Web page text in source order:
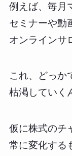
例えば、毎月
セミナーや動
オンラインサ
これ、どっか
枯渇していく
仮に株式のチ
常に変化する